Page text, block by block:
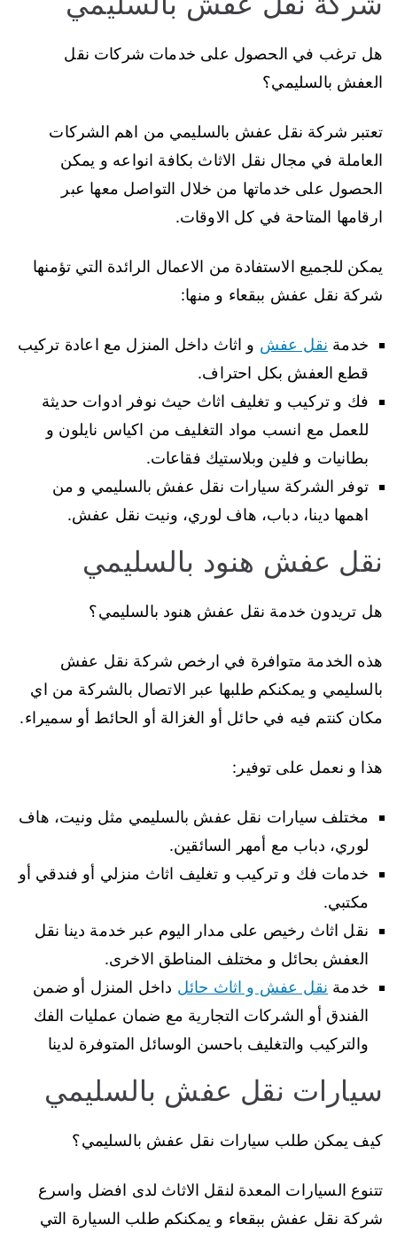
هل ترغب في الحصول على خدمات شركات نقل
العفش بالسليمي؟
تعتبر شركة نقل عفش بالسليمي من اهم الشركات
العاملة في مجال نقل الاثاث بكافة انواعه و يمكن
الحصول على خدماتها من خلال التواصل معها عبر
ارقامها المتاحة في كل الاوقات.
يمكن للجميع الاستفادة من الاعمال الرائدة التي تؤمنها
شركة نقل عفش ببقعاء و منها:
خدمة نقل عفش و اثاث داخل المنزل مع اعادة تركيب
قطع العفش بكل احتراف.
فك و تركيب و تغليف اثاث حيث نوفر ادوات حديثة
للعمل مع انسب مواد التغليف من اكياس نايلون و
بطانيات و فلين وبلاستيك فقاعات.
توفر الشركة سيارات نقل عفش بالسليمي و من
اهمها دينا، دباب، هاف لوري، ونيت نقل عفش.
نقل عفش هنود بالسليمي
هل تريدون خدمة نقل عفش هنود بالسليمي؟
هذه الخدمة متوافرة في ارخص شركة نقل عفش
بالسليمي و يمكنكم طلبها عبر الاتصال بالشركة من اي
مكان كنتم فيه في حائل أو الغزالة أو الحائط أو سميراء.
هذا و نعمل على توفير:
مختلف سيارات نقل عفش بالسليمي مثل ونيت، هاف
لوري، دباب مع أمهر السائقين.
خدمات فك و تركيب و تغليف اثاث منزلي أو فندقي أو
مكتبي.
نقل اثاث رخيص على مدار اليوم عبر خدمة دينا نقل
العفش بحائل و مختلف المناطق الاخرى.
خدمة نقل عفش و اثاث حائل داخل المنزل أو ضمن
الفندق أو الشركات التجارية مع ضمان عمليات الفك
والتركيب والتغليف باحسن الوسائل المتوفرة لدينا
سيارات نقل عفش بالسليمي
كيف يمكن طلب سيارات نقل عفش بالسليمي؟
تتنوع السيارات المعدة لنقل الاثاث لدى افضل واسرع
شركة نقل عفش ببقعاء و يمكنكم طلب السيارة التي